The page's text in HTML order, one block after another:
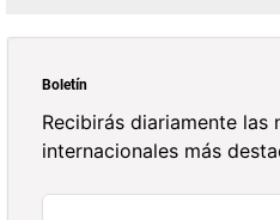
Boletín
Recibirás diariamente las
internacionales más